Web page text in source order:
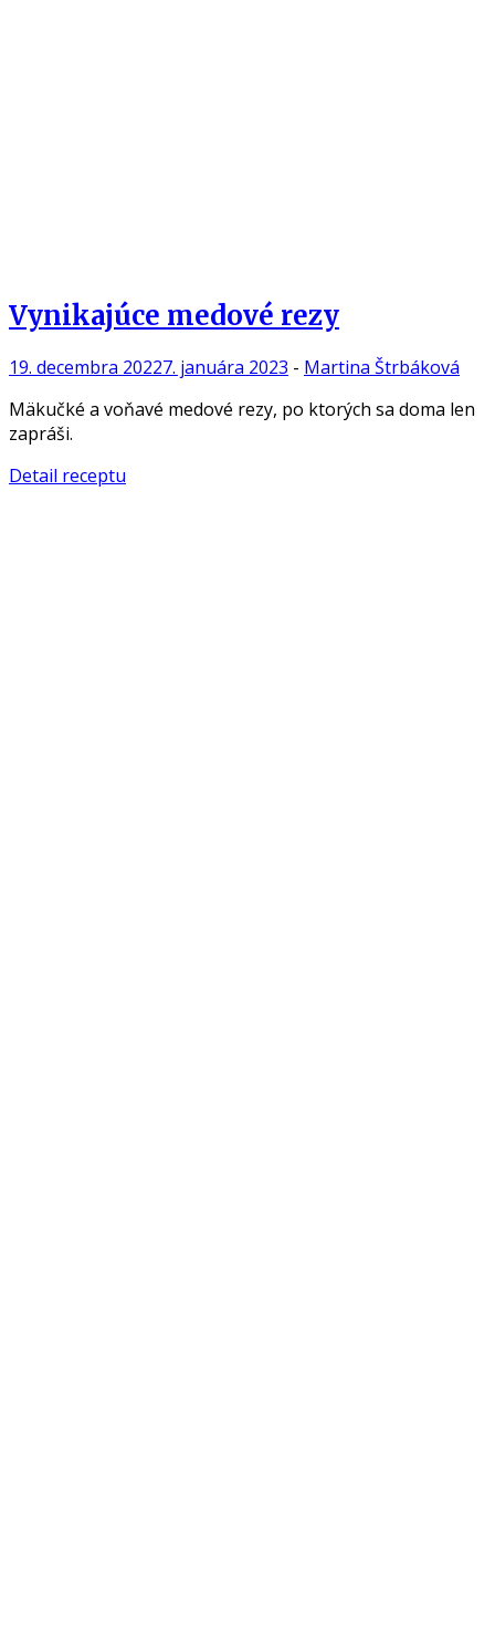
Vynikajúce medové rezy
19. decembra 20227. januára 2023 - Martina Štrbáková
Mäkučké a voňavé medové rezy, po ktorých sa doma len
zapráši.
Detail receptu